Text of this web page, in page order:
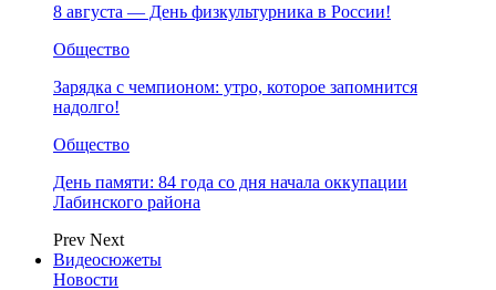
8 августа — День физкультурника в России!
Общество
Зарядка с чемпионом: утро, которое запомнится
надолго!
Общество
День памяти: 84 года со дня начала оккупации
Лабинского района
Prev Next
Видеосюжеты
Новости